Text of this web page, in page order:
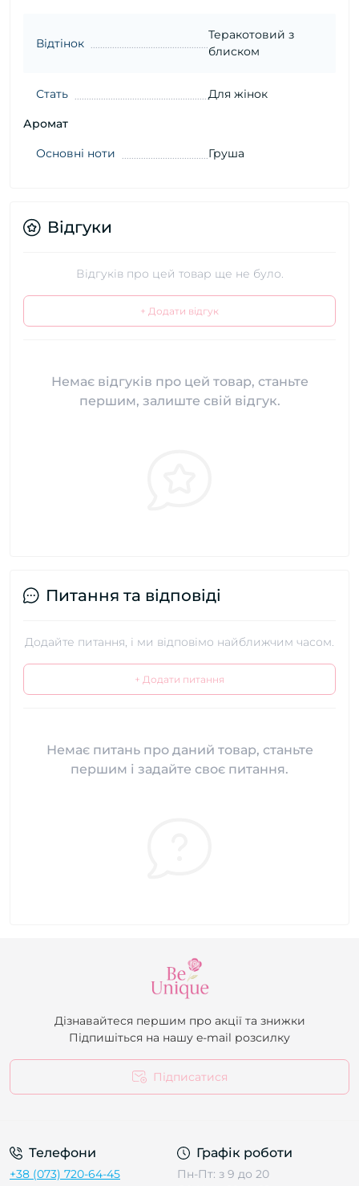
Відтінок
Теракотовий з
блиском
Стать Для жінок
Аромат
Основні ноти Груша
Відгуки
Відгуків про цей товар ще не було.
+ Додати відгук
Немає відгуків про цей товар, станьте
першим, залиште свій відгук.
Питання та відповіді
Додайте питання, і ми відповімо найближчим часом.
+ Додати питання
Немає питань про даний товар, станьте
першим і задайте своє питання.
Дізнавайтеся першим про акції та знижки
Підпишіться на нашу e-mail розсилку
Підписатися
Телефони
+38 (073) 720-64-45
Графік роботи
Пн-Пт: з 9 до 20